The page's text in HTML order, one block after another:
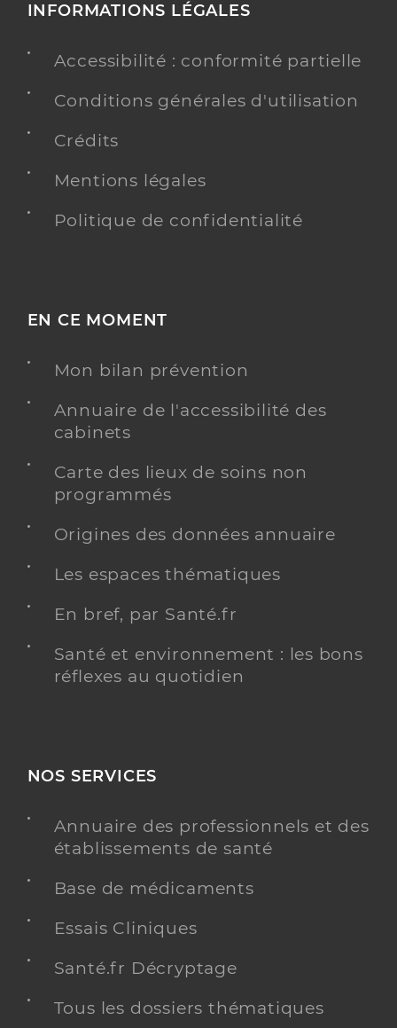
INFORMATIONS LÉGALES
Accessibilité : conformité partielle
Conditions générales d'utilisation
Crédits
Mentions légales
Politique de confidentialité
EN CE MOMENT
Mon bilan prévention
Annuaire de l'accessibilité des
cabinets
Carte des lieux de soins non
programmés
Origines des données annuaire
Les espaces thématiques
En bref, par Santé.fr
Santé et environnement : les bons
réflexes au quotidien
NOS SERVICES
Annuaire des professionnels et des
établissements de santé
Base de médicaments
Essais Cliniques
Santé.fr Décryptage
Tous les dossiers thématiques